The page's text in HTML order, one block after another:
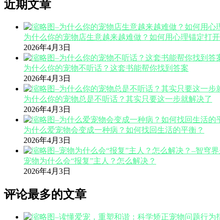
近期文章
为什么你的宠物店生意越来越难做？如何用心理锚定打
2026年4月3日
为什么你的宠物不听话？这套书能帮你找到答案
2026年4月3日
为什么你的宠物总是不听话？其实只要这一步就解决了
2026年4月3日
为什么爱宠物会变成一种病？如何找回生活的平衡？
2026年4月3日
宠物为什么会“报复”主人？怎么解决？
2026年4月3日
评论最多的文章